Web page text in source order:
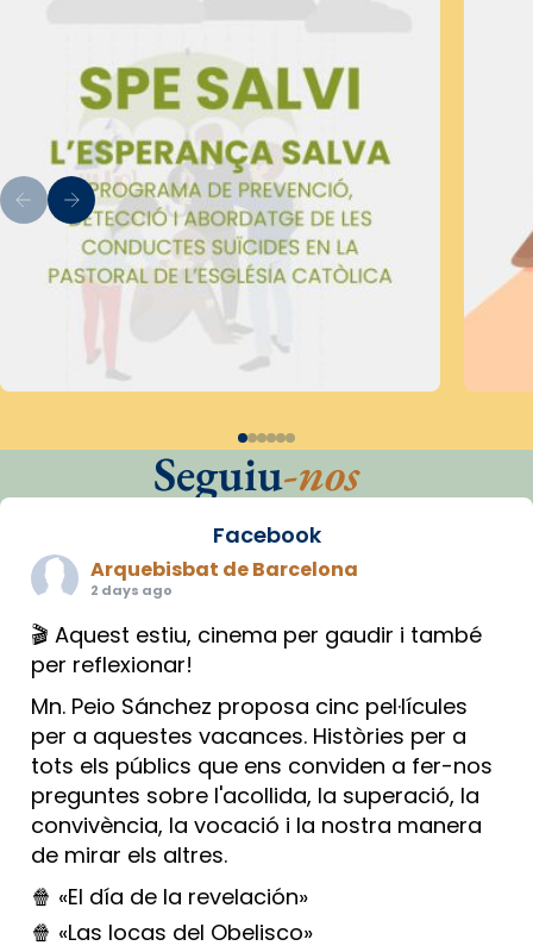
Seguiu-nos
Facebook
Arquebisbat de Barcelona
2 days ago
🎬 Aquest estiu, cinema per gaudir i també
per reflexionar!
Mn. Peio Sánchez proposa cinc pel·lícules
per a aquestes vacances. Històries per a
tots els públics que ens conviden a fer-nos
preguntes sobre l'acollida, la superació, la
convivència, la vocació i la nostra manera
de mirar els altres.
🍿 «El día de la revelación»
🍿 «Las locas del Obelisco»